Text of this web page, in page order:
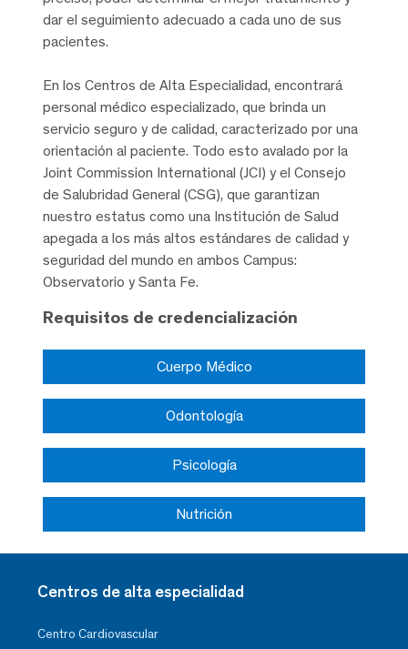
dar el seguimiento adecuado a cada uno de sus
pacientes.
En los Centros de Alta Especialidad, encontrará
personal médico especializado, que brinda un
servicio seguro y de calidad, caracterizado por una
orientación al paciente. Todo esto avalado por la
Joint Commission International (JCI) y el Consejo
de Salubridad General (CSG), que garantizan
nuestro estatus como una Institución de Salud
apegada a los más altos estándares de calidad y
seguridad del mundo en ambos Campus:
Observatorio y Santa Fe.
Requisitos de credencialización
Cuerpo Médico
Odontología
Psicología
Nutrición
Centros de alta especialidad
Centro Cardiovascular